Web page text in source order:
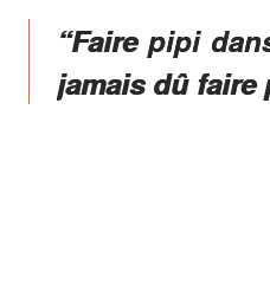
“Faire pipi
jamais dû